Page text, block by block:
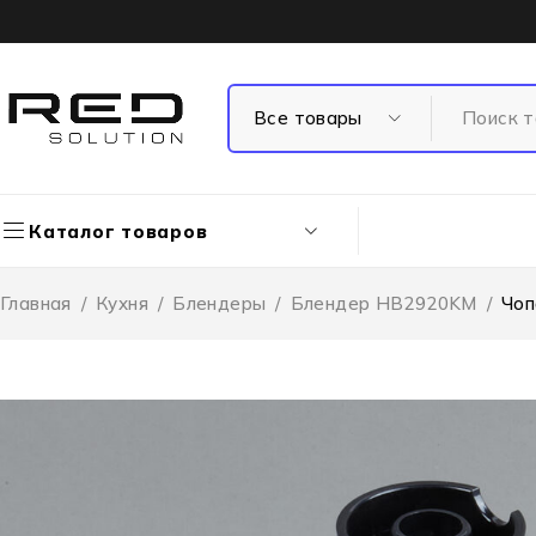
Каталог товаров
Главная / Кухня / Блендеры / Блендер HB2920KM /